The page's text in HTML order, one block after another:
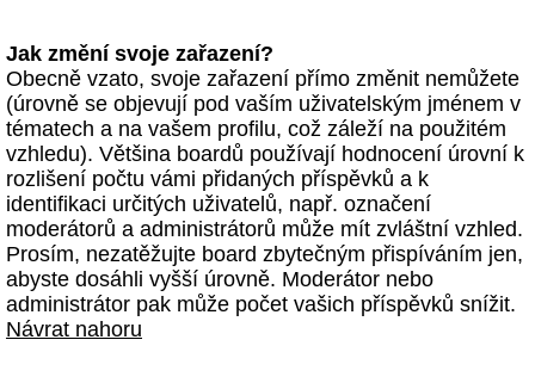
Jak změní svoje zařazení?
Obecně vzato, svoje zařazení přímo změnit nemůžete
(úrovně se objevují pod vaším uživatelským jménem v
tématech a na vašem profilu, což záleží na použitém
vzhledu). Většina boardů používají hodnocení úrovní k
rozlišení počtu vámi přidaných příspěvků a k
identifikaci určitých uživatelů, např. označení
moderátorů a administrátorů může mít zvláštní vzhled.
Prosím, nezatěžujte board zbytečným přispíváním jen,
abyste dosáhli vyšší úrovně. Moderátor nebo
administrátor pak může počet vašich příspěvků snížit.
Návrat nahoru